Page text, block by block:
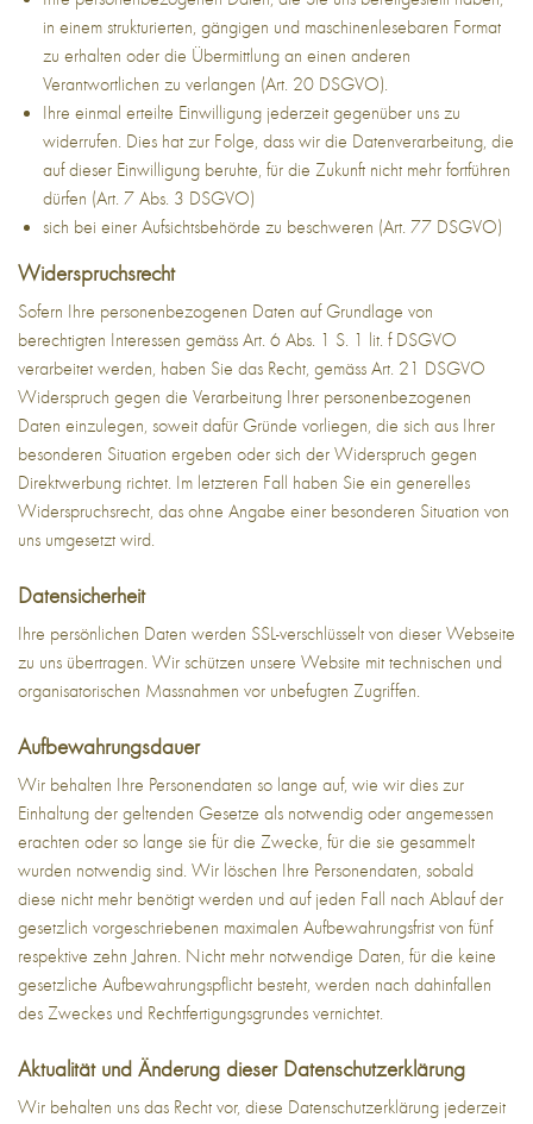
in einem strukturierten, gängigen und maschinenlesebaren Format
zu erhalten oder die Übermittlung an einen anderen
Verantwortlichen zu verlangen (Art. 20 DSGVO).
Ihre einmal erteilte Einwilligung jederzeit gegenüber uns zu
widerrufen. Dies hat zur Folge, dass wir die Datenverarbeitung, die
auf dieser Einwilligung beruhte, für die Zukunft nicht mehr fortführen
dürfen (Art. 7 Abs. 3 DSGVO)
sich bei einer Aufsichtsbehörde zu beschweren (Art. 77 DSGVO)
Widerspruchsrecht
Sofern Ihre personenbezogenen Daten auf Grundlage von
berechtigten Interessen gemäss Art. 6 Abs. 1 S. 1 lit. f DSGVO
verarbeitet werden, haben Sie das Recht, gemäss Art. 21 DSGVO
Widerspruch gegen die Verarbeitung Ihrer personenbezogenen
Daten einzulegen, soweit dafür Gründe vorliegen, die sich aus Ihrer
besonderen Situation ergeben oder sich der Widerspruch gegen
Direktwerbung richtet. Im letzteren Fall haben Sie ein generelles
Widerspruchsrecht, das ohne Angabe einer besonderen Situation von
uns umgesetzt wird.
Datensicherheit
Ihre persönlichen Daten werden SSL-verschlüsselt von dieser Webseite
zu uns übertragen. Wir schützen unsere Website mit technischen und
organisatorischen Massnahmen vor unbefugten Zugriffen.
Aufbewahrungsdauer
Wir behalten Ihre Personendaten so lange auf, wie wir dies zur
Einhaltung der geltenden Gesetze als notwendig oder angemessen
erachten oder so lange sie für die Zwecke, für die sie gesammelt
wurden notwendig sind. Wir löschen Ihre Personendaten, sobald
diese nicht mehr benötigt werden und auf jeden Fall nach Ablauf der
gesetzlich vorgeschriebenen maximalen Aufbewahrungsfrist von fünf
respektive zehn Jahren. Nicht mehr notwendige Daten, für die keine
gesetzliche Aufbewahrungspflicht besteht, werden nach dahinfallen
des Zweckes und Rechtfertigungsgrundes vernichtet.
Aktualität und Änderung dieser Datenschutzerklärung
Wir behalten uns das Recht vor, diese Datenschutzerklärung jederzeit